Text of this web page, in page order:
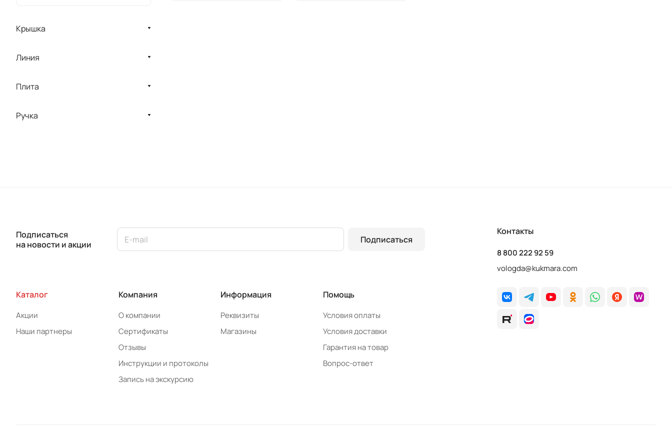
Крышка
Линия
Плита
Ручка
Подписаться
на новости и акции
Подписаться
Каталог
Акции
Наши партнеры
Компания
О компании
Сертификаты
Отзывы
Инструкции и протоколы
Запись на экскурсию
Информация
Реквизиты
Магазины
Помощь
Условия оплаты
Условия доставки
Гарантия на товар
Вопрос-ответ
Контакты
8 800 222 92 59
vologda@kukmara.com